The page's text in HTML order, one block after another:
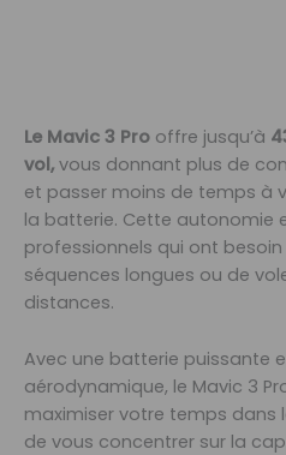
Le Mavic 3 Pro offre jusqu’à
vol, vous donnant plus de
et passer moins de temps à
la batterie. Cette autonomie
professionnels qui ont
séquences longues ou de
distances.
Avec une batterie puissante
aérodynamique, le Mavic 3
maximiser votre temps dans
de vous concentrer sur la